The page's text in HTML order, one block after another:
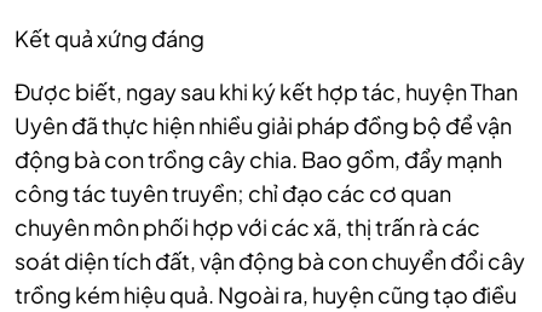
Kết quả xứng đáng
Được biết, ngay sau khi ký kết hợp tác, huyện Than
Uyên đã thực hiện nhiều giải pháp đồng bộ để vận
động bà con trồng cây chia. Bao gồm, đẩy mạnh
công tác tuyên truyền; chỉ đạo các cơ quan
chuyên môn phối hợp với các xã, thị trấn rà các
soát diện tích đất, vận động bà con chuyển đổi cây
trồng kém hiệu quả. Ngoài ra, huyện cũng tạo điều